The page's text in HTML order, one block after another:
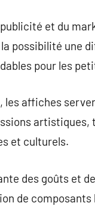
et du
possibilité une
pour les
les affiches
et culturels.
des goûts et
de